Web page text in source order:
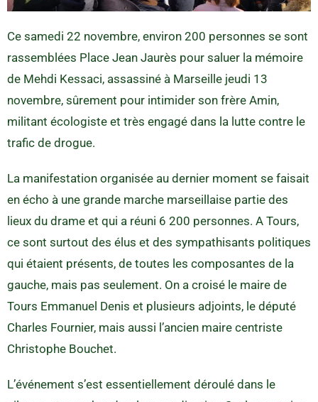
Ce samedi 22 novembre, environ 200 personnes se sont
rassemblées Place Jean Jaurès pour saluer la mémoire
de Mehdi Kessaci, assassiné à Marseille jeudi 13
novembre, sûrement pour intimider son frère Amin,
militant écologiste et très engagé dans la lutte contre le
trafic de drogue.
La manifestation organisée au dernier moment se faisait
en écho à une grande marche marseillaise partie des
lieux du drame et qui a réuni 6 200 personnes. A Tours,
ce sont surtout des élus et des sympathisants politiques
qui étaient présents, de toutes les composantes de la
gauche, mais pas seulement. On a croisé le maire de
Tours Emmanuel Denis et plusieurs adjoints, le député
Charles Fournier, mais aussi l’ancien maire centriste
Christophe Bouchet.
L’événement s’est essentiellement déroulé dans le